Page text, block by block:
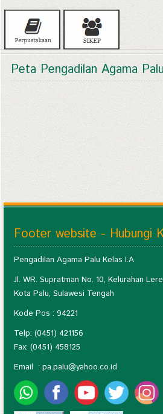
Peta Pengadilan Agama Palu
Footer website - Hubungi
Pengadilan Agama Palu Kelas I.A
Jl. WR. Supratman No. 10, Kelurahan
Kota Palu, Sulawesi Tengah
Kode Pos : 94221
Telp: (0451) 421156
Fax: (0451) 458125
Email : pa.palu@yahoo.co.id